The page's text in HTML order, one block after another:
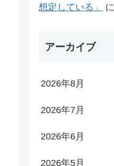
想定している」
に
アーカイブ
2026年8月
2026年7月
2026年6月
2026年5月